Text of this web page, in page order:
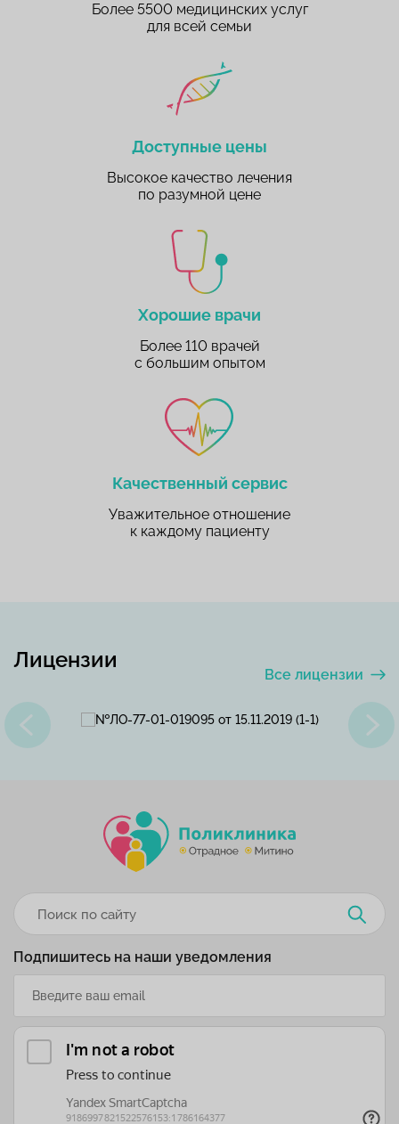
Более 5500 медицинских услуг
для всей семьи
Доступные цены
Высокое качество лечения
по разумной цене
Хорошие врачи
Более 110 врачей
с большим опытом
Качественный сервис
Уважительное отношение
к каждому пациенту
Лицензии
Все лицензии
Подпишитесь на наши уведомления